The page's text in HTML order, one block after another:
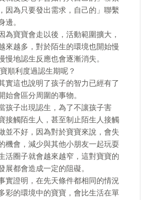
因為只要發出需求，自己的」聯繫
邊。
為寶寶會走以後，活動範圍擴大，
來越多，對於陌生的環境也開始慢
慢地認生反應也會逐漸消失。
順利度過認生期呢？
實這也說明了孩子的智力已經有了
始會區分周圍的事物。
孩子出現認生，為了不讓孩子害
接觸陌生人，甚至制止陌生人接觸
並不好，因為對於寶寶來說，會失
機會，減少與其他小朋友一起玩耍
活圈子就會越來越窄，這對寶寶的
展都會造成一定的阻礙。
實證明，在先天條件都相同的情況
彩的環境中的寶寶，會比生活在單